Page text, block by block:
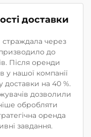
доставки
страждала через
до
Після оренди
у нашої компанії
на 40 %.
дозволили
обробляти
оренда
завдання.